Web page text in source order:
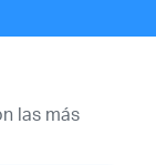
las más